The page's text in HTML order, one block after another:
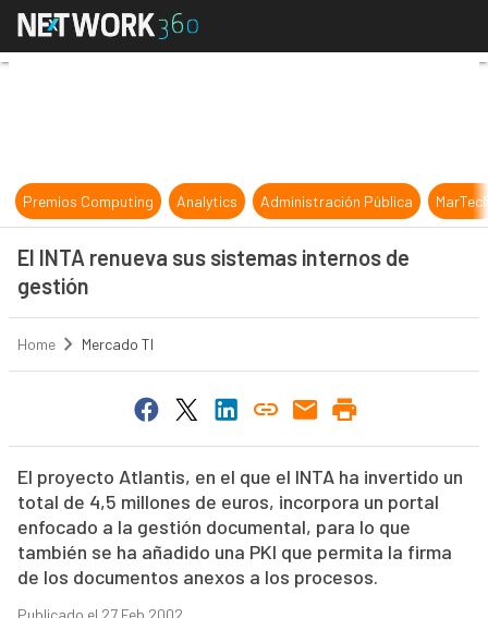
El INTA renueva sus sistemas
Premios Computing Analytics Administración Pública
El INTA renueva sus sistemas internos de
gestión
Home Mercado TI
El proyecto Atlantis, en el que el INTA ha invertido un
total de 4,5 millones de euros, incorpora un portal
enfocado a la gestión documental, para lo que
también se ha añadido una PKI que permita la firma
de los documentos anexos a los procesos.